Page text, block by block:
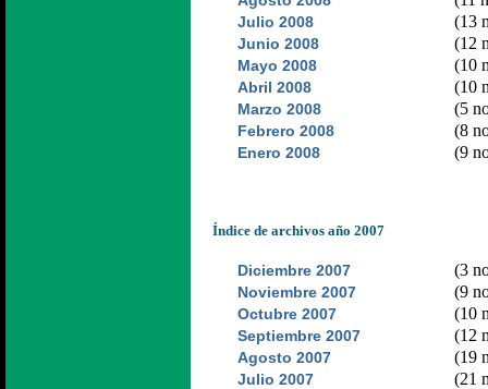
Julio 2008 (13
Junio 2008 (12
Mayo 2008 (10
Abril 2008 (10
Marzo 2008 (5
Febrero 2008 (8
Enero 2008 (9
Índice de archivos año 2007
Diciembre 2007 (3
Noviembre 2007 (9
Octubre 2007 (10
Septiembre 2007 (12
Agosto 2007 (19
Julio 2007 (21